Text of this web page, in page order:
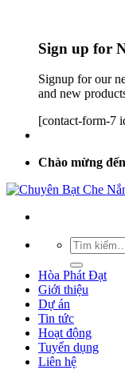
Sign up for
Signup for our
and new
[contact-form-7
Chào mừng
Hòa Phát Đạt
Giới thiệu
Dự án
Tin tức
Hoạt động
Tuyển dụng
Liên hệ